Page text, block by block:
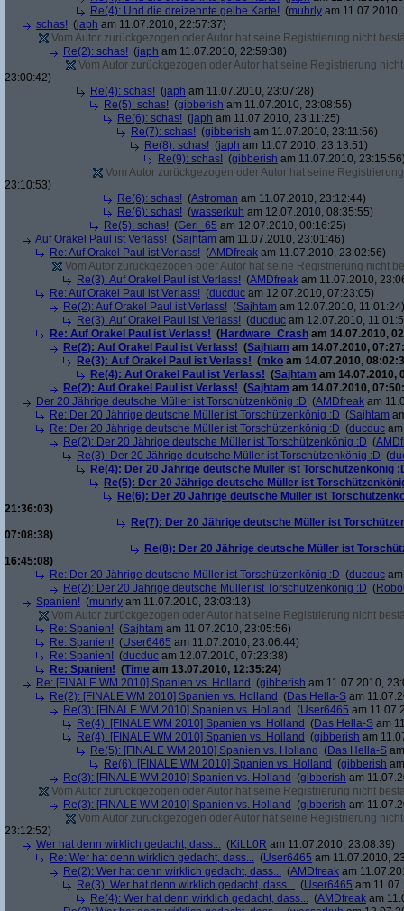
Re(4): Und die dreizehnte gelbe Karte! (muhrly am 11.07.2010,
schas! (japh am 11.07.2010, 22:57:37)
Vom Autor zurückgezogen oder Autor hat seine Registrierung nicht
Re(2): schas! (japh am 11.07.2010, 22:59:38)
Vom Autor zurückgezogen oder Autor hat seine Registrierung
23:00:42)
Re(4): schas! (japh am 11.07.2010, 23:07:28)
Re(5): schas! (gibberish am 11.07.2010, 23:08:55)
Re(6): schas! (japh am 11.07.2010, 23:11:25)
Re(7): schas! (gibberish am 11.07.2010, 23:11:56)
Re(8): schas! (japh am 11.07.2010, 23:13:51)
Re(9): schas! (gibberish am 11.07.2010,
Vom Autor zurückgezogen oder Autor hat seine
23:10:53)
Re(6): schas! (Astroman am 11.07.2010, 23:12:44)
Re(6): schas! (wasserkuh am 12.07.2010, 08:35:55)
Re(5): schas! (Geri_65 am 12.07.2010, 00:16:25)
Auf Orakel Paul ist Verlass! (Sajhtam am 11.07.2010, 23:01:46)
Re: Auf Orakel Paul ist Verlass! (AMDfreak am 11.07.2010, 23:02:56)
Vom Autor zurückgezogen oder Autor hat seine Registrierung nicht
Re(3): Auf Orakel Paul ist Verlass! (AMDfreak am 11.07.2010,
Re: Auf Orakel Paul ist Verlass! (ducduc am 12.07.2010, 07:23:05)
Re(2): Auf Orakel Paul ist Verlass! (Sajhtam am 12.07.2010, 11:01:24)
Re(3): Auf Orakel Paul ist Verlass! (ducduc am 12.07.2010,
Re: Auf Orakel Paul ist Verlass! (Hardware_Crash am 14.07.2010,
Re(2): Auf Orakel Paul ist Verlass! (Sajhtam am 14.07.2010,
Re(3): Auf Orakel Paul ist Verlass! (mko am 14.07.2010,
Re(4): Auf Orakel Paul ist Verlass! (Sajhtam am 14.07.2010,
Re(2): Auf Orakel Paul ist Verlass! (Sajhtam am 14.07.2010,
Der 20 Jährige deutsche Müller ist Torschützenkönig :D (AMDfreak am
Re: Der 20 Jährige deutsche Müller ist Torschützenkönig :D (Sajhtam
Re: Der 20 Jährige deutsche Müller ist Torschützenkönig :D (ducduc
Re(2): Der 20 Jährige deutsche Müller ist Torschützenkönig :D (
Re(3): Der 20 Jährige deutsche Müller ist Torschützenkönig :D (
Re(4): Der 20 Jährige deutsche Müller ist Torschützenkönig
Re(5): Der 20 Jährige deutsche Müller ist
Re(6): Der 20 Jährige deutsche Müller ist
21:36:03)
Re(7): Der 20 Jährige deutsche Müller ist
07:08:38)
Re(8): Der 20 Jährige deutsche Müller ist
16:45:08)
Re: Der 20 Jährige deutsche Müller ist Torschützenkönig :D (ducduc
Re(2): Der 20 Jährige deutsche Müller ist Torschützenkönig :D (
Spanien! (muhrly am 11.07.2010, 23:03:13)
Vom Autor zurückgezogen oder Autor hat seine Registrierung nicht
Re: Spanien! (Sajhtam am 11.07.2010, 23:05:56)
Re: Spanien! (User6465 am 11.07.2010, 23:06:44)
Re: Spanien! (ducduc am 12.07.2010, 07:23:38)
Re: Spanien! (Time am 13.07.2010, 12:35:24)
Re: [FINALE WM 2010] Spanien vs. Holland (gibberish am 11.07.2010,
Re(2): [FINALE WM 2010] Spanien vs. Holland (Das Hella-S am
Re(3): [FINALE WM 2010] Spanien vs. Holland (User6465 am
Re(4): [FINALE WM 2010] Spanien vs. Holland (Das Hella-S am
Re(4): [FINALE WM 2010] Spanien vs. Holland (gibberish am
Re(5): [FINALE WM 2010] Spanien vs. Holland (Das Hella-S
Re(6): [FINALE WM 2010] Spanien vs. Holland (gibberish
Re(3): [FINALE WM 2010] Spanien vs. Holland (gibberish am
Vom Autor zurückgezogen oder Autor hat seine Registrierung nicht
Re(3): [FINALE WM 2010] Spanien vs. Holland (gibberish am
Vom Autor zurückgezogen oder Autor hat seine Registrierung
23:12:52)
Wer hat denn wirklich gedacht, dass... (KiLL0R am 11.07.2010, 23:08:39)
Re: Wer hat denn wirklich gedacht, dass... (User6465 am 11.07.2010,
Re(2): Wer hat denn wirklich gedacht, dass... (AMDfreak am
Re(3): Wer hat denn wirklich gedacht, dass... (User6465 am
Re(4): Wer hat denn wirklich gedacht, dass... (AMDfreak am